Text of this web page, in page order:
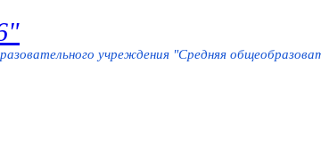
учреждения "Средняя